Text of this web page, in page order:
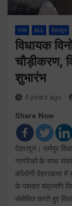
राज्य ALL देहरादून
विधायक
चौड़ीकरण,
शुभारंभ
4 years ago
Share Now
देहरादून। धर्मपुर
नागरिकों के साथ
कॉलोनी देहराखास में
के पश्चात चंद्रमणि
संबोधित करते हुए